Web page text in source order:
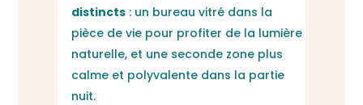
distincts: un bureau vitré dans la
pièce de vie pour profiter de la lumière
naturelle, et une seconde zone plus
calme et polyvalente dans la partie
nuit.